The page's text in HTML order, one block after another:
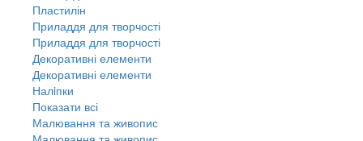
Пластилін
Приладдя для творчості
Приладдя для творчості
Декоративні елементи
Декоративні елементи
Налiпки
Показати всі
Малювання та живопис